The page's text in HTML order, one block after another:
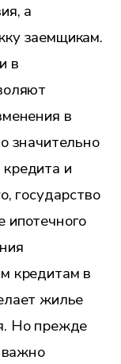
а
заемщикам.
в
в
значительно
и
государство
ипотечного
кредитам в
жилье
Но прежде
важно